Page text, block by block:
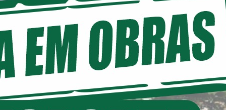
Municipais
Portal da
Transparência